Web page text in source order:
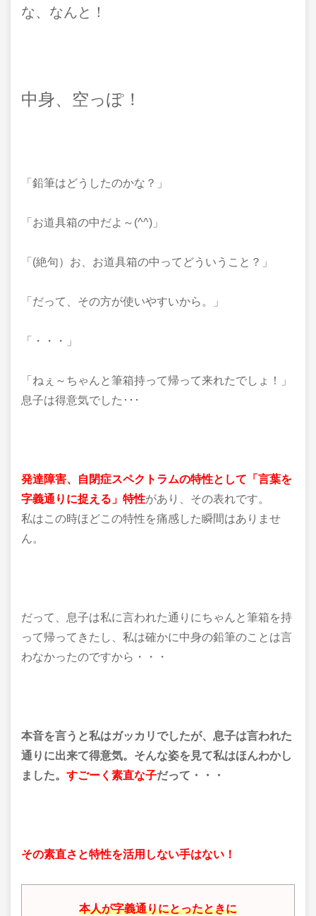
な、なんと！
中身、空っぽ！
「鉛筆はどうしたのかな？」
「お道具箱の中だよ～(^^)」
「(絶句）お、お道具箱の中ってどういうこと？」
「だって、その方が使いやすいから。」
「・・・」
「ねぇ～ちゃんと筆箱持って帰って来れたでしょ！」
息子は得意気でした･･･
発達障害、自閉症スペクトラムの特性として 「言葉を
字義通りに捉える」特性があり、その表れです。
私はこの時ほどこの特性を痛感した瞬間はありませ
ん。
だって、息子は私に言われた通りにちゃんと筆箱を持
って帰ってきたし、私は確かに中身の鉛筆のことは言
わなかったのですから・・・
本音を言うと私はガッカリでしたが、 息子は言われた
通りに出来て得意気。 そんな姿を見て私はほんわかし
ました。 すごーく素直な子だって・・・
その素直さと特性を活用しない手はない！
本人が字義通りにとったときに